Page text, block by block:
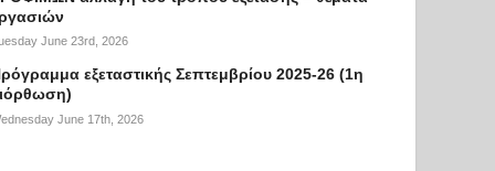
June 23rd, 2026
εξεταστικής Σεπτεμβρίου 2025-26 (1η
June 17th, 2026